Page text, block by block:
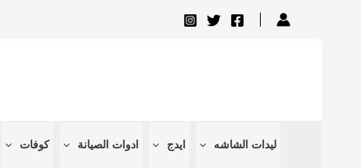
ليدات الشاشه ايدج ادوات الصيانة كوفات